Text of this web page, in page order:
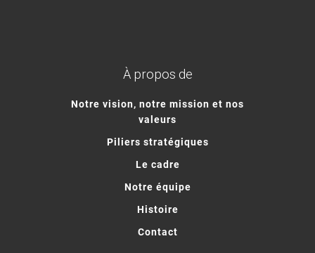
À propos de
Notre vision, notre mission et nos
valeurs
Piliers stratégiques
Le cadre
Notre équipe
Histoire
Contact